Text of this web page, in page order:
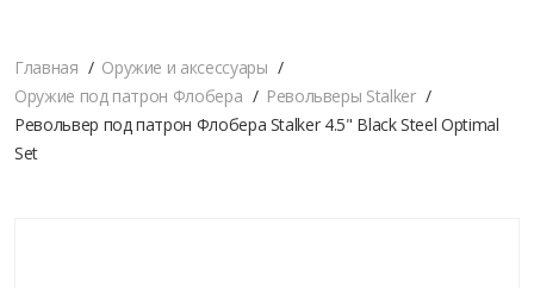
Главная
Оружие и аксессуары
Оружие под патрон Флобера
Револьверы Stalker
Револьвер под патрон Флобера Stalker 4.5" Black Steel Optimal
Set